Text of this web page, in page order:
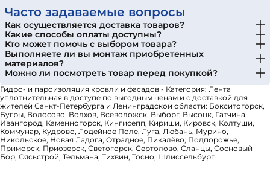
Часто задаваемые вопросы
Как осуществляется доставка товаров?
Какие способы оплаты доступны?
Кто может помочь с выбором товара?
Выполняете ли вы монтаж приобретенных
материалов?
Можно ли посмотреть товар перед покупкой?
Гидро- и пароизоляция кровли и фасадов - Категория: Лента
уплотнительная в доступе по выгодным ценам и с доставкой для
жителей Санкт-Петербурга и Ленинградской области: Бокситогорск,
Бугры, Волосово, Волхов, Всеволожск, Выборг, Высоцк, Гатчина,
Ивангород, Каменногорск, Кингисепп, Кириши, Кировск, Колтуши,
Коммунар, Кудрово, Лодейное Поле, Луга, Любань, Мурино,
Никольское, Новая Ладога, Отрадное, Пикалёво, Подпорожье,
Приморск, Приозерск, Светогорск, Сертолово, Сланцы, Сосновый
Бор, Сясьстрой, Тельмана, Тихвин, Тосно, Шлиссельбург.